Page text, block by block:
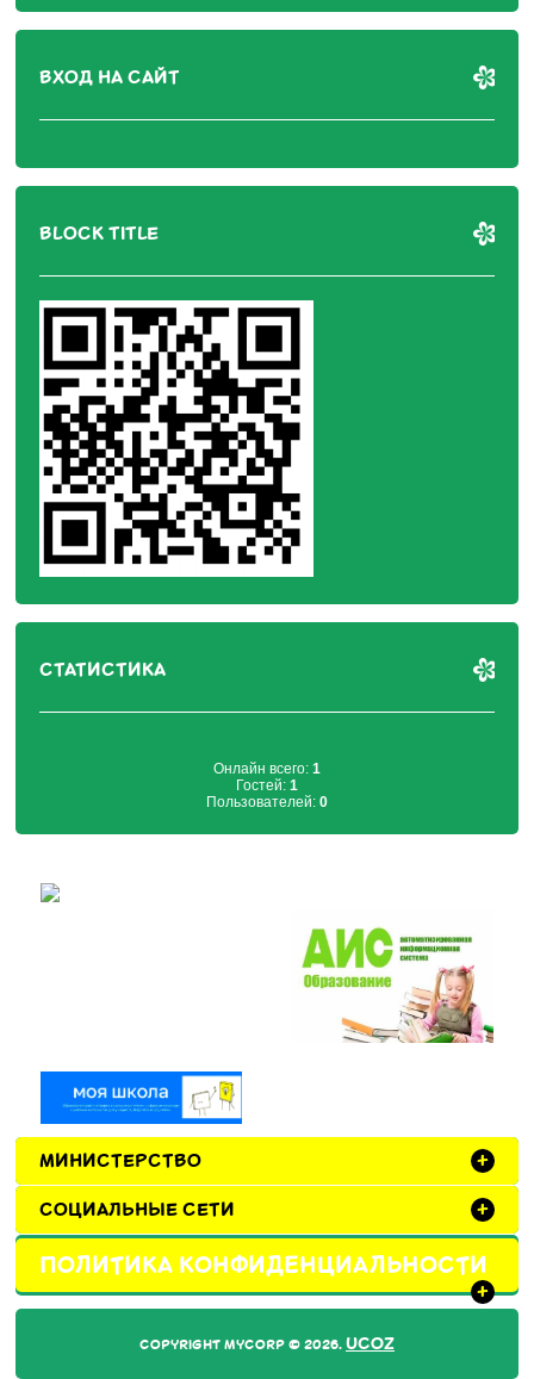
ВХОД НА САЙТ
BLOCK TITLE
СТАТИСТИКА
Онлайн всего: 1
Гостей: 1
Пользователей: 0
МИНИСТЕРСТВО +
СОЦИАЛЬНЫЕ СЕТИ +
ПОЛИТИКА КОНФИДЕНЦИАЛЬНОСТИ
+
COPYRIGHT MYCORP © 2026. UCOZ